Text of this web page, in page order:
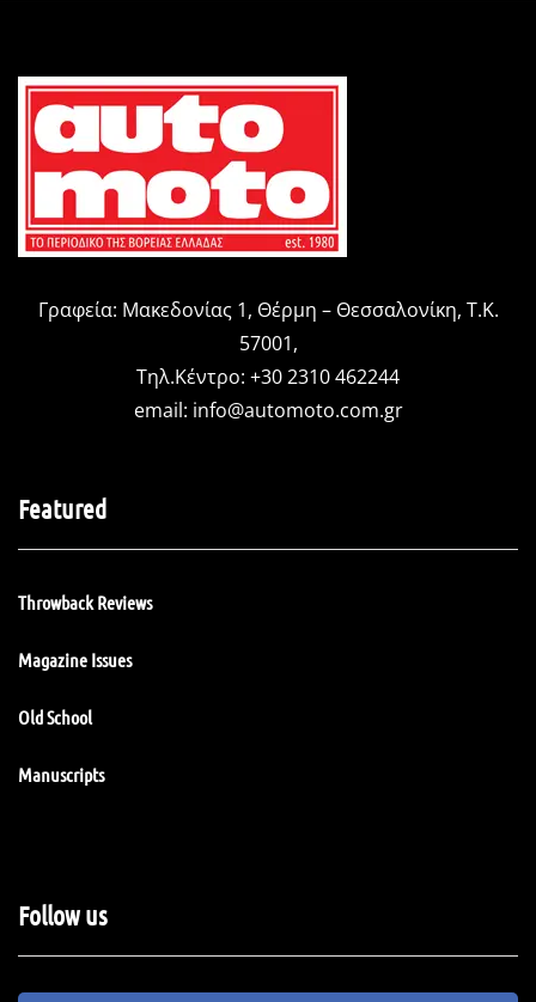
Γραφεία: Μακεδονίας 1, Θέρμη – Θεσσαλονίκη, Τ.Κ.
57001,
Τηλ.Κέντρο: +30 2310 462244
email: info@automoto.com.gr
Featured
Throwback Reviews
Magazine Issues
Old School
Manuscripts
Follow us